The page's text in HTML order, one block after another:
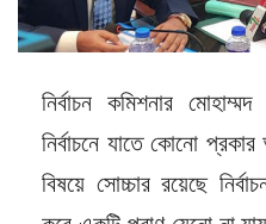
নির্বাচন কমিশনার
নির্বাচনে যাতে কোনো প্রকার
বিষয়ে সোচ্চার রয়েছে